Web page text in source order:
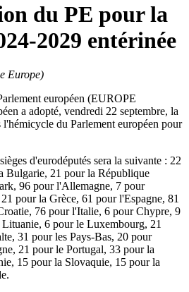
du PE pour la
2029 entérinée
Europe)
européen (EUROPE
a adopté, vendredi 22 septembre, la
du Parlement européen pour
d'eurodéputés sera la suivante : 22
Bulgarie, 21 pour la République
96 pour l'Allemagne, 7 pour
pour la Grèce, 61 pour l'Espagne, 81
76 pour l'Italie, 6 pour Chypre, 9
6 pour le Luxembourg, 21
31 pour les Pays-Bas, 20 pour
21 pour le Portugal, 33 pour la
15 pour la Slovaquie, 15 pour la